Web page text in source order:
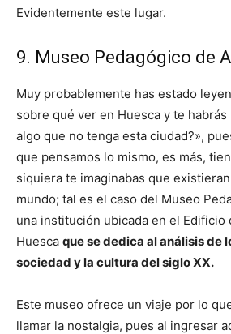
Evidentemente este lugar.
9. Museo Pedagógico de
Muy probablemente has estado
sobre qué ver en Huesca y te
algo que no tenga esta ciudad?»,
que pensamos lo mismo, es más,
siquiera te imaginabas que
mundo; tal es el caso del Museo
una institución ubicada en el Edificio
Huesca que se dedica al análisis de
sociedad y la cultura del siglo XX.
Este museo ofrece un viaje por lo
llamar la nostalgia, pues al ingresar